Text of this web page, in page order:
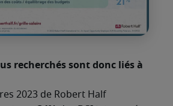
recherchés sont donc liés à
2023 de Robert Half